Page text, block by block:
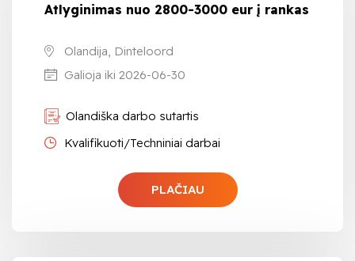
Atlyginimas nuo 2800-3000 eur į rankas
Olandija, Dinteloord
Galioja iki 2026-06-30
Olandiška darbo sutartis
Kvalifikuoti/Techniniai darbai
PLAČIAU